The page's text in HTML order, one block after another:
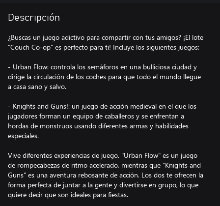
Descripción
¿Buscas un juego adictivo para compartir con tus amigos? ¡El lote
"Couch Co-op" es perfecto para ti! Incluye los siguientes juegos:
- Urban Flow: controla los semáforos en una bulliciosa ciudad y
dirige la circulación de los coches para que todo el mundo llegue
a casa sano y salvo.
- Knights and Guns!: un juego de acción medieval en el que los
jugadores forman un equipo de caballeros y se enfrentan a
hordas de monstruos usando diferentes armas y habilidades
especiales.
Vive diferentes experiencias de juego. "Urban Flow" es un juego
de rompecabezas de ritmo acelerado, mientras que "Knights and
Guns" es una aventura rebosante de acción. Los dos te ofrecen la
forma perfecta de juntar a la gente y divertirse en grupo, lo que
quiere decir que son ideales para fiestas.